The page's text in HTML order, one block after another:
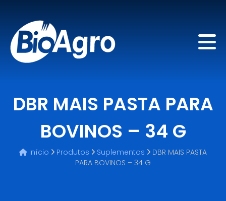
DBR MAIS PASTA PARA
BOVINOS – 34 G
Início Produtos Suplementos
DBR MAIS PASTA
PARA BOVINOS – 34 G